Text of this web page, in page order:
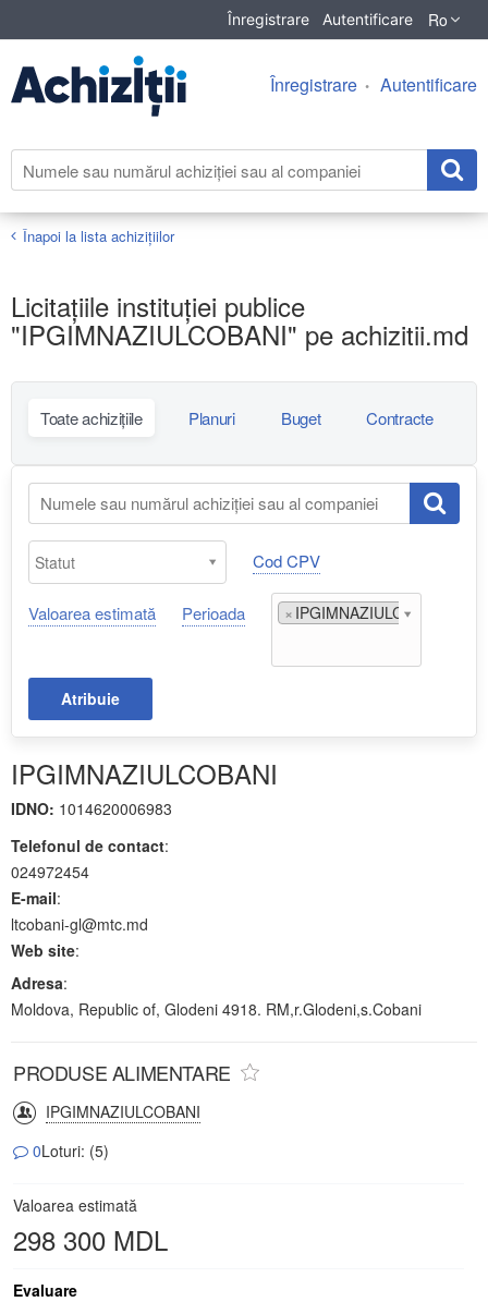
Înregistrare Autentificare Ro
Înregistrare Autentificare
Înapoi la lista achiziţiilor
Licitațiile instituției publice
"IPGIMNAZIULCOBANI" pe achizitii.md
Toate achizițiile Planuri Buget Contracte
Cod CPV
Valoarea estimată Perioada × IPGIMNAZIULCOBANI;
Atribuie
IPGIMNAZIULCOBANI
IDNO: 1014620006983
Telefonul de contact:
024972454
E-mail:
ltcobani-gl@mtc.md
Web site:
Adresa:
Moldova, Republic of, Glodeni 4918. RM,r.Glodeni,s.Cobani
PRODUSE ALIMENTARE
IPGIMNAZIULCOBANI
0Loturi: (5)
Valoarea estimată
298 300 MDL
Evaluare